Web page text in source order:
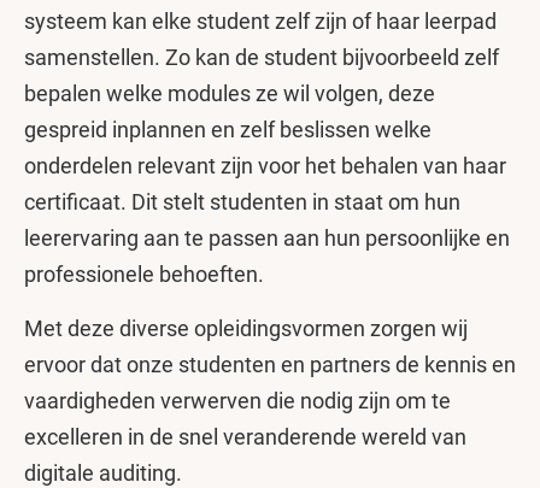
systeem kan elke student zelf zijn of haar leerpad
samenstellen. Zo kan de student bijvoorbeeld zelf
bepalen welke modules ze wil volgen, deze
gespreid inplannen en zelf beslissen welke
onderdelen relevant zijn voor het behalen van haar
certificaat. Dit stelt studenten in staat om hun
leerervaring aan te passen aan hun persoonlijke en
professionele behoeften.
Met deze diverse opleidingsvormen zorgen wij
ervoor dat onze studenten en partners de kennis en
vaardigheden verwerven die nodig zijn om te
excelleren in de snel veranderende wereld van
digitale auditing.